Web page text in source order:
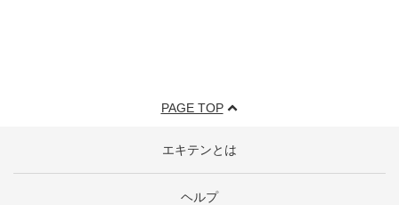
PAGE TOP
エキテンとは
ヘルプ